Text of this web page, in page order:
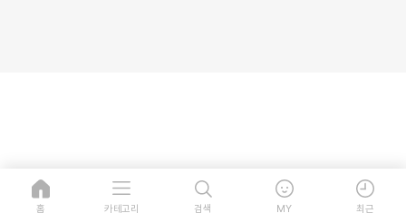
홈 카테고리 검색 MY 최근